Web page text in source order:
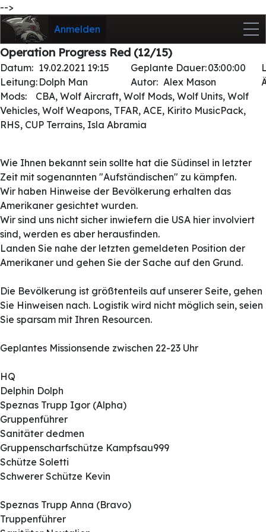
-->
Anmelden
Operation Progress Red (12/15)
Datum: 19.02.2021 19:15 Geplante Dauer:03:00:00
Leitung: Dolph Man Autor: Alex Mason
Mods:
CBA, Wolf Aircraft, Wolf Mods, Wolf Units, Wolf
Vehicles, Wolf Weapons, TFAR, ACE, Kirito MusicPack,
RHS, CUP Terrains, Isla Abramia
Wie Ihnen bekannt sein sollte hat die Südinsel in letzter
Zeit mit sogenannten "Aufständischen" zu kämpfen.
Wir haben Hinweise der Bevölkerung erhalten das
Amerikaner gesichtet wurden.
Wir sind uns nicht sicher inwiefern die USA hier involviert
sind, werden es aber herausfinden.
Landen Sie nahe der letzten gemeldeten Position der
Amerikaner und gehen Sie der Sache auf den Grund.
Die Bevölkerung ist größtenteils auf unserer Seite, gehen
Sie Hinweisen nach. Logistik wird nicht möglich sein, seien
Sie sparsam mit Ihren Resourcen.
Geplantes Missionsende zwischen 22-23 Uhr
HQ
Delphin Dolph
Speznas Trupp Igor (Alpha)
Gruppenführer
Sanitäter dedmen
Gruppenscharfschütze Kampfsau999
Schütze Soletti
Schwerer Schütze Kevin
Speznas Trupp Anna (Bravo)
Truppenführer